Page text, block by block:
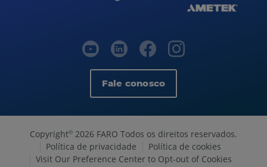
Fale conosco
Copyright© 2026 FARO Todos os direitos reservados.
Política de privacidade
Política de cookies
Visit Our Preference Center to Opt-out of Cookies